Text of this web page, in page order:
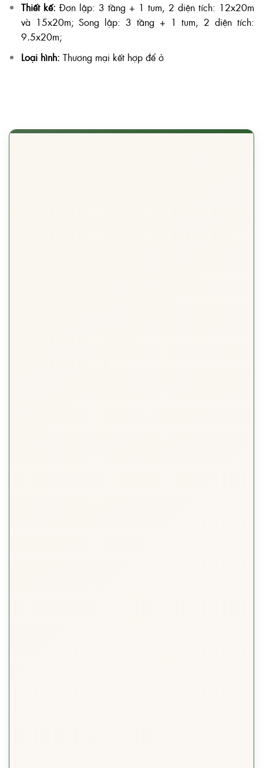
Thiết kế: Đơn lập: 3 tầng + 1 tum, 2 diện tích: 12x20m
và 15x20m; Song lập: 3 tầng + 1 tum, 2 diện tích:
9.5x20m;
Loại hình: Thương mại kết hợp để ở